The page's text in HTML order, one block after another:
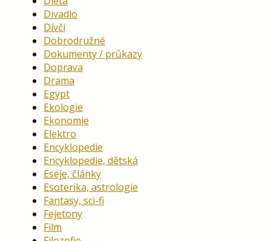
Divadlo
Dívčí
Dobrodružné
Dokumenty / průkazy
Doprava
Drama
Egypt
Ekologie
Ekonomie
Elektro
Encyklopedie
Encyklopedie, dětská
Eseje, články
Esoterika, astrologie
Fantasy, sci-fi
Fejetony
Film